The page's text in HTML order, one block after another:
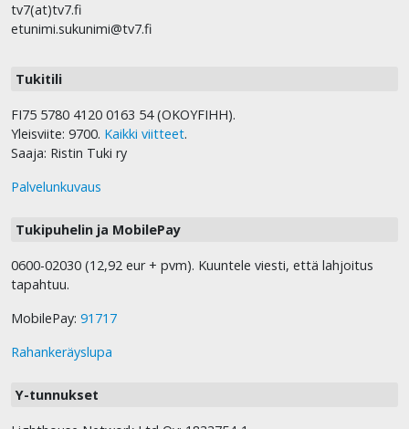
tv7(at)tv7.fi
etunimi.sukunimi@tv7.fi
Tukitili
FI75 5780 4120 0163 54 (OKOYFIHH).
Yleisviite: 9700. Kaikki viitteet.
Saaja: Ristin Tuki ry
Palvelunkuvaus
Tukipuhelin ja MobilePay
0600-02030 (12,92 eur + pvm). Kuuntele viesti, että lahjoitus
tapahtuu.
MobilePay: 91717
Rahankeräyslupa
Y-tunnukset